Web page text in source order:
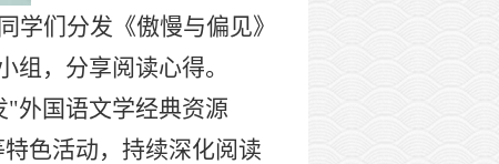
学们分发《傲慢与偏见》
组，分享阅读心得。
"外国语文学经典资源
色活动，持续深化阅读